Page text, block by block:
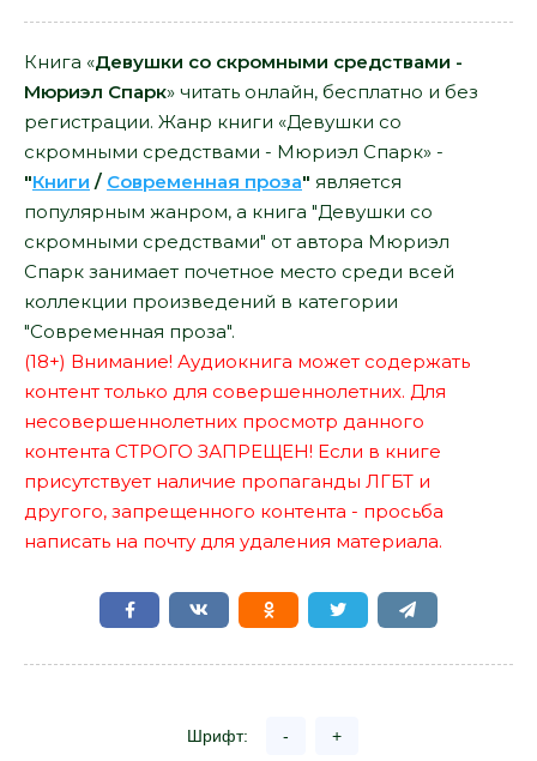
Книга «Девушки со скромными средствами -
Мюриэл Спарк» читать онлайн, бесплатно и без
регистрации. Жанр книги «Девушки со
скромными средствами - Мюриэл Спарк» -
"Книги / Современная проза" является
популярным жанром, а книга "Девушки со
скромными средствами" от автора Мюриэл
Спарк занимает почетное место среди всей
коллекции произведений в категории
"Современная проза".
(18+) Внимание! Аудиокнига может содержать
контент только для совершеннолетних. Для
несовершеннолетних просмотр данного
контента СТРОГО ЗАПРЕЩЕН! Если в книге
присутствует наличие пропаганды ЛГБТ и
другого, запрещенного контента - просьба
написать на почту для удаления материала.
Шрифт: - +